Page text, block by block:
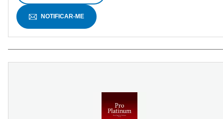
NOTIFICAR-ME